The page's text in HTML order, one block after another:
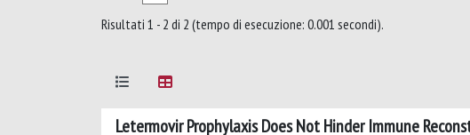
Risultati 1 - 2 di 2 (tempo di esecuzione: 0.001 secondi).
Letermovir Prophylaxis Does Not Hinder Immune